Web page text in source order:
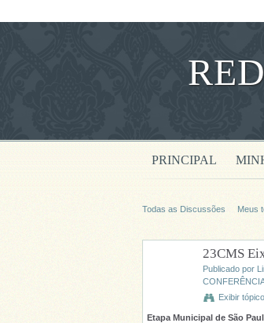
PRINCIPAL
Todas as Discussões Meus
23CMS
Publicado por
Exibir
Etapa Municipal de São